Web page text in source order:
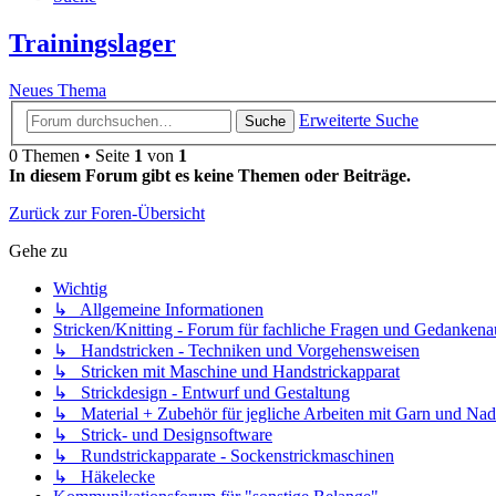
Trainingslager
Neues Thema
Suche
Erweiterte Suche
0 Themen • Seite 1 von 1
In diesem Forum gibt es keine Themen oder Beiträge.
Zurück zur Foren-Übersicht
Gehe zu
Wichtig
↳ Allgemeine Informationen
Stricken/Knitting - Forum für fachliche Fragen und
↳ Handstricken - Techniken und Vorgehensweisen
↳ Stricken mit Maschine und Handstrickapparat
↳ Strickdesign - Entwurf und Gestaltung
↳ Material + Zubehör für jegliche Arbeiten mit Garn und
↳ Strick- und Designsoftware
↳ Rundstrickapparate - Sockenstrickmaschinen
↳ Häkelecke